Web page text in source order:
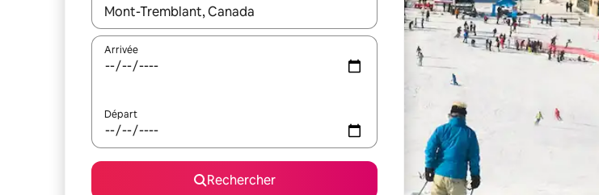
Lorsque les résultats s'affichent, utilisez les flèches vers le haut et vers le bas pour les
Arrivée
Départ
Rechercher